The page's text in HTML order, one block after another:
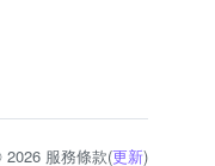
服務條款(更新)